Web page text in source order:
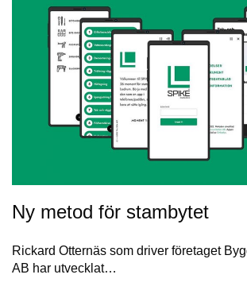
Ny metod för stambytet
Rickard Otternäs som driver företaget
AB har utvecklat…